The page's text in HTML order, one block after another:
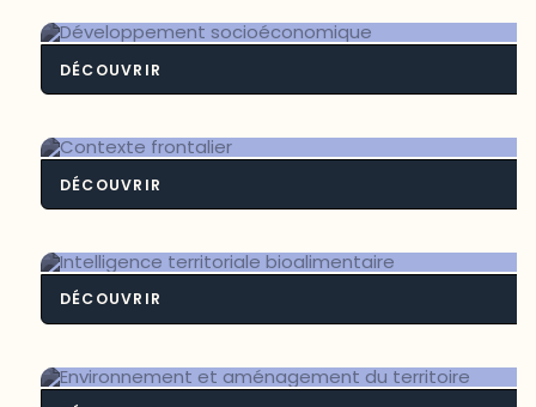
DÉCOUVRIR
DÉCOUVRIR
DÉCOUVRIR